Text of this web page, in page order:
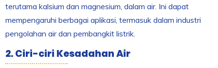
terutama kalsium dan magnesium, dalam air. Ini dapat
mempengaruhi berbagai aplikasi, termasuk dalam industri
pengolahan air dan pembangkit listrik.
2. Ciri-ciri Kesadahan Air